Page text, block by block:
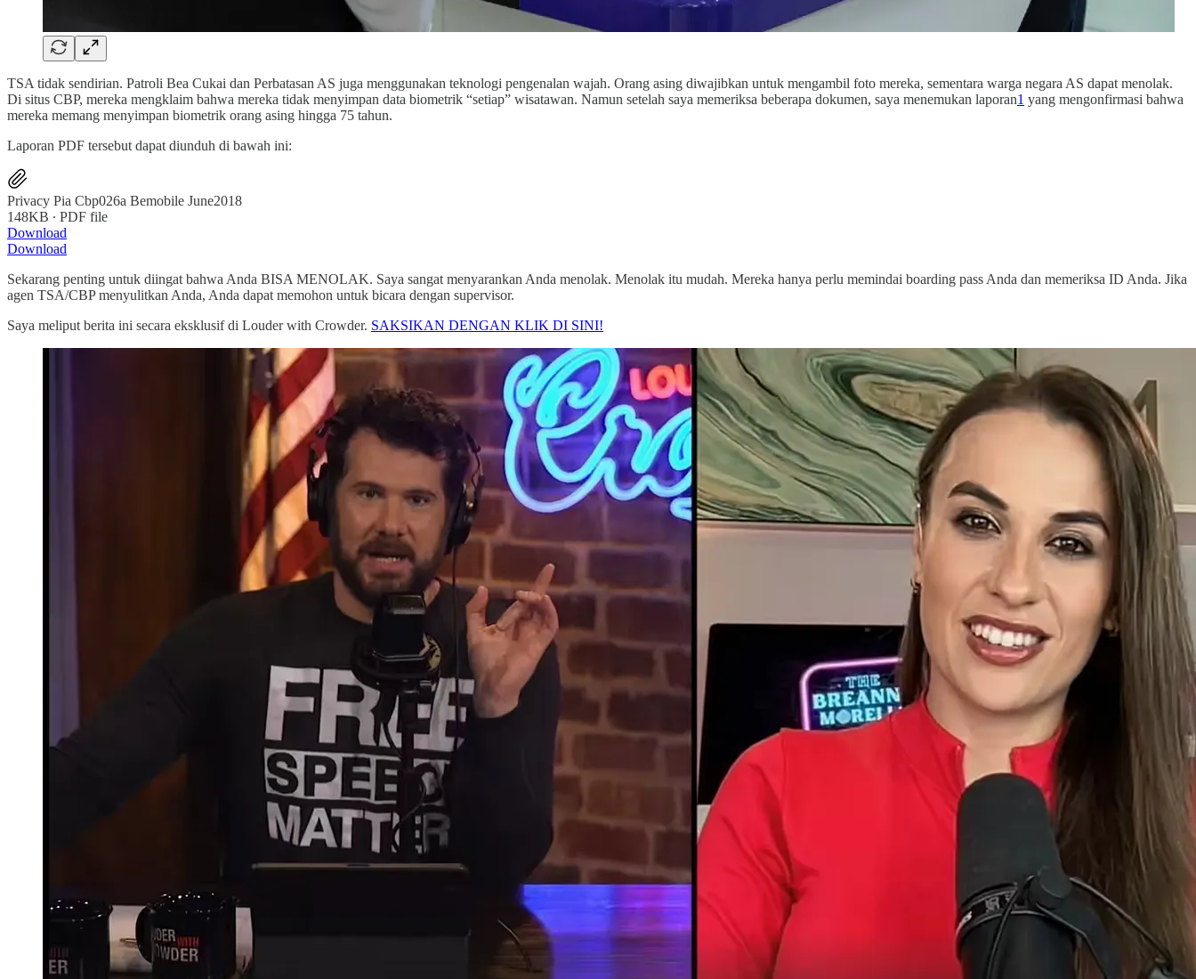
TSA tidak sendirian. Patroli Bea Cukai dan Perbatasan AS juga menggunakan teknologi pengenalan wajah. Orang asing diwajibkan untuk mengambil foto mereka, sementara warga negara AS dapat menolak.
Di situs CBP, mereka mengklaim bahwa mereka tidak menyimpan data biometrik “setiap” wisatawan. Namun setelah saya memeriksa beberapa dokumen, saya menemukan laporan1 yang mengonfirmasi bahwa
mereka memang menyimpan biometrik orang asing hingga 75 tahun.
Laporan PDF tersebut dapat diunduh di bawah ini:
Privacy Pia Cbp026a Bemobile June2018
148KB ∙ PDF file
Download
Download
Sekarang penting untuk diingat bahwa Anda BISA MENOLAK. Saya sangat menyarankan Anda menolak. Menolak itu mudah. Mereka hanya perlu memindai boarding pass Anda dan memeriksa ID Anda. Jika
agen TSA/CBP menyulitkan Anda, Anda dapat memohon untuk bicara dengan supervisor.
Saya meliput berita ini secara eksklusif di Louder with Crowder. SAKSIKAN DENGAN KLIK DI SINI!